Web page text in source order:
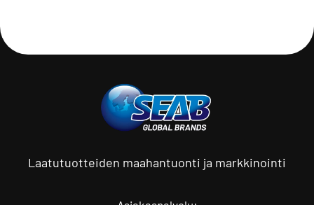
Laatutuotteiden maahantuonti ja markkinointi